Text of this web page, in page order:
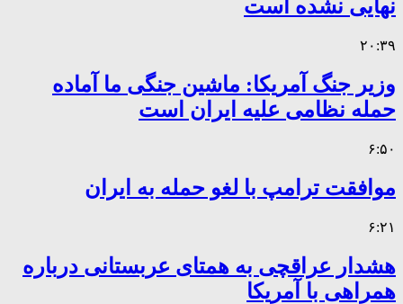
نهایی نشده است
۲۰:۳۹
وزیر جنگ آمریکا: ماشین جنگی ما آماده
حمله نظامی علیه ایران است
۶:۵۰
موافقت ترامپ با لغو حمله به ایران
۶:۲۱
هشدار عراقچی به همتای عربستانی درباره
همراهی با آمریکا